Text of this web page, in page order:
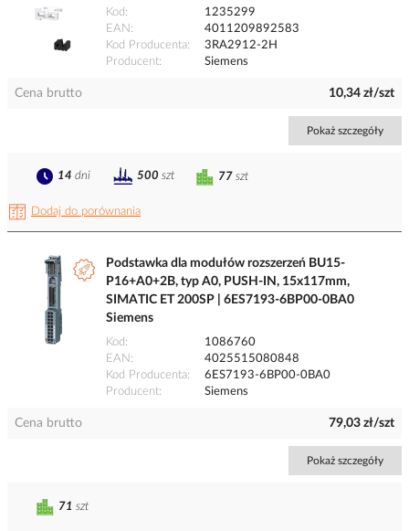
Kod
1235299
EAN
4011209892583
Kod Producenta
3RA2912-2H
Producent
Siemens
Cena brutto 10,34 zł/szt
Pokaż szczegóły
Dodaj do porównania
77 szt
14 dni 500 szt
Podstawka dla modułów rozszerzeń BU15-
P16+A0+2B, typ A0, PUSH-IN, 15x117mm,
SIMATIC ET 200SP | 6ES7193-6BP00-0BA0
Siemens
Kod
1086760
EAN
4025515080848
Kod Producenta
6ES7193-6BP00-0BA0
Producent
Siemens
Cena brutto 79,03 zł/szt
Pokaż szczegóły
71 szt